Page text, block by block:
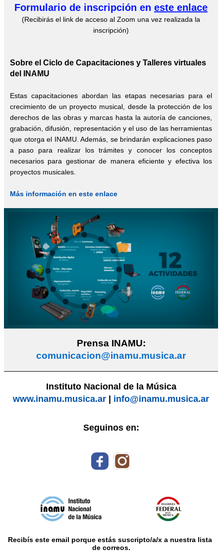
Formulario de inscripción en este enlace
(Recibirás el link de acceso al Zoom una vez realizada la
inscripción)
Sobre el Ciclo de Capacitaciones y Talleres virtuales
del INAMU
Estas capacitaciones abordan las etapas necesarias para el
crecimiento de un proyecto musical, desde la protección de los
derechos de las obras y marcas hasta la autoría de canciones,
grabación, difusión, representación y el uso de las herramientas
que otorga el INAMU. Además, se brindarán explicaciones paso
a paso para realizar los trámites y conocer los conceptos
necesarios para gestionar de manera eficiente y efectiva los
proyectos musicales.
Más información en este enlace
Prensa INAMU:
comunicacion@inamu.musica.ar
Instituto Nacional de la Música
www.inamu.musica.ar
info@inamu.musica.ar
Seguinos en:
Recibís este email porque estás suscripto/a/x a nuestra lista
de correos.